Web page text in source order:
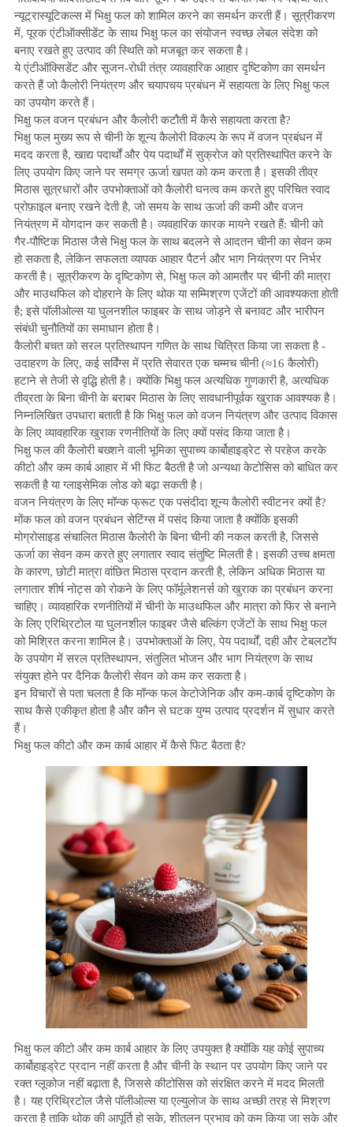
न्यूट्रास्यूटिकल्स में भिक्षु फल को शामिल करने का समर्थन करती हैं। सूत्रीकरण
में, पूरक एंटीऑक्सीडेंट के साथ भिक्षु फल का संयोजन स्वच्छ लेबल संदेश को
बनाए रखते हुए उत्पाद की स्थिति को मजबूत कर सकता है।
ये एंटीऑक्सिडेंट और सूजन-रोधी तंत्र व्यावहारिक आहार दृष्टिकोण का समर्थन
करते हैं जो कैलोरी नियंत्रण और चयापचय प्रबंधन में सहायता के लिए भिक्षु फल
का उपयोग करते हैं।
भिक्षु फल वजन प्रबंधन और कैलोरी कटौती में कैसे सहायता करता है?
भिक्षु फल मुख्य रूप से चीनी के शून्य कैलोरी विकल्प के रूप में वजन प्रबंधन में
मदद करता है, खाद्य पदार्थों और पेय पदार्थों में सुक्रोज को प्रतिस्थापित करने के
लिए उपयोग किए जाने पर समग्र ऊर्जा खपत को कम करता है। इसकी तीव्र
मिठास सूत्रधारों और उपभोक्ताओं को कैलोरी घनत्व कम करते हुए परिचित स्वाद
प्रोफ़ाइल बनाए रखने देती है, जो समय के साथ ऊर्जा की कमी और वजन
नियंत्रण में योगदान कर सकती है। व्यवहारिक कारक मायने रखते हैं: चीनी को
गैर-पौष्टिक मिठास जैसे भिक्षु फल के साथ बदलने से आदतन चीनी का सेवन कम
हो सकता है, लेकिन सफलता व्यापक आहार पैटर्न और भाग नियंत्रण पर निर्भर
करती है। सूत्रीकरण के दृष्टिकोण से, भिक्षु फल को आमतौर पर चीनी की मात्रा
और माउथफिल को दोहराने के लिए थोक या सम्मिश्रण एजेंटों की आवश्यकता होती
है; इसे पॉलीओल्स या घुलनशील फाइबर के साथ जोड़ने से बनावट और भारीपन
संबंधी चुनौतियों का समाधान होता है।
कैलोरी बचत को सरल प्रतिस्थापन गणित के साथ चित्रित किया जा सकता है -
उदाहरण के लिए, कई सर्विंग्स में प्रति सेवारत एक चम्मच चीनी (≈16 कैलोरी)
हटाने से तेजी से वृद्धि होती है। क्योंकि भिक्षु फल अत्यधिक गुणकारी है, अत्यधिक
तीव्रता के बिना चीनी के बराबर मिठास के लिए सावधानीपूर्वक खुराक आवश्यक है।
निम्नलिखित उपधारा बताती है कि भिक्षु फल को वजन नियंत्रण और उत्पाद विकास
के लिए व्यावहारिक खुराक रणनीतियों के लिए क्यों पसंद किया जाता है।
भिक्षु फल की कैलोरी बख्शने वाली भूमिका सुपाच्य कार्बोहाइड्रेट से परहेज करके
कीटो और कम कार्ब आहार में भी फिट बैठती है जो अन्यथा केटोसिस को बाधित कर
सकती है या ग्लाइसेमिक लोड को बढ़ा सकती है।
वजन नियंत्रण के लिए मॉन्क फ्रूट एक पसंदीदा शून्य कैलोरी स्वीटनर क्यों है?
मोंक फल को वजन प्रबंधन सेटिंग्स में पसंद किया जाता है क्योंकि इसकी
मोग्रोसाइड संचालित मिठास कैलोरी के बिना चीनी की नकल करती है, जिससे
ऊर्जा का सेवन कम करते हुए लगातार स्वाद संतुष्टि मिलती है। इसकी उच्च क्षमता
के कारण, छोटी मात्रा वांछित मिठास प्रदान करती है, लेकिन अधिक मिठास या
लगातार शीर्ष नोट्स को रोकने के लिए फॉर्मूलेशनर्स को खुराक का प्रबंधन करना
चाहिए। व्यावहारिक रणनीतियों में चीनी के माउथफिल और मात्रा को फिर से बनाने
के लिए एरिथ्रिटोल या घुलनशील फाइबर जैसे बल्किंग एजेंटों के साथ भिक्षु फल
को मिश्रित करना शामिल है। उपभोक्ताओं के लिए, पेय पदार्थों, दही और टेबलटॉप
के उपयोग में सरल प्रतिस्थापन, संतुलित भोजन और भाग नियंत्रण के साथ
संयुक्त होने पर दैनिक कैलोरी सेवन को कम कर सकता है।
इन विचारों से पता चलता है कि मॉन्क फल केटोजेनिक और कम-कार्ब दृष्टिकोण के
साथ कैसे एकीकृत होता है और कौन से घटक युग्म उत्पाद प्रदर्शन में सुधार करते
हैं।
भिक्षु फल कीटो और कम कार्ब आहार में कैसे फिट बैठता है?
भिक्षु फल कीटो और कम कार्ब आहार के लिए उपयुक्त है क्योंकि यह कोई सुपाच्य
कार्बोहाइड्रेट प्रदान नहीं करता है और चीनी के स्थान पर उपयोग किए जाने पर
रक्त ग्लूकोज नहीं बढ़ाता है, जिससे कीटोसिस को संरक्षित करने में मदद मिलती
है। यह एरिथ्रिटोल जैसे पॉलीओल्स या एल्युलोज के साथ अच्छी तरह से मिश्रण
करता है ताकि थोक की आपूर्ति हो सके, शीतलन प्रभाव को कम किया जा सके और